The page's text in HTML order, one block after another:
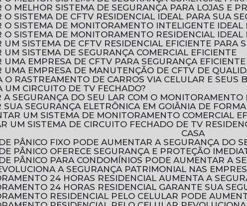
O MELHOR SISTEMA DE SEGURANÇA PARA LOJAS E
O SISTEMA DE CFTV RESIDENCIAL IDEAL PARA SUA
O SISTEMA DE MONITORAMENTO INTELIGENTE
O SISTEMA DE MONITORAMENTO RESIDENCIAL
UM SISTEMA DE CFTV RESIDENCIAL EFICIENTE PARA
UM SISTEMA DE SEGURANÇA COMERCIAL EFICIENTE
UMA EMPRESA DE CFTV PARA SEGURANÇA EFICIENTE
UMA EMPRESA DE MANUTENÇÃO DE CFTV DE
O RASTREAMENTO DE CARROS VIA CELULAR E SEUS
UM CIRCUITO DE TV FECHADO?
A SEGURANÇA DO SEU LAR COM O MONITORAMENTO
SUA SEGURANÇA ELETRÔNICA EM GOIÂNIA DE
UM SISTEMA DE MONITORAMENTO COMERCIAL
CASA
PÂNICO FIXO PODE AUMENTAR A SEGURANÇA DO
PÂNICO OFERECE SEGURANÇA E PROTEÇÃO
PÂNICO PARA CONDOMÍNIOS PODE AUMENTAR A
A SEGURANÇA PATRIMONIAL NAS
24 HORAS RESIDENCIAL AUMENTA A
24 HORAS RESIDENCIAL GARANTE SUA
RESIDENCIAL PELO CELULAR PODE